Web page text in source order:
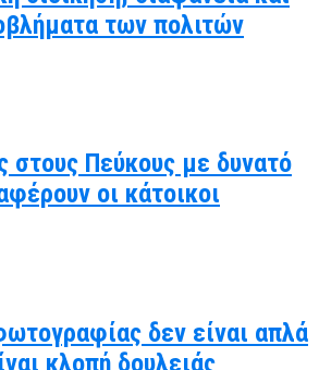
των πολιτών
στους Πεύκους με δυνατό
οι κάτοικοι
δεν είναι απλά
κλοπή δουλειάς